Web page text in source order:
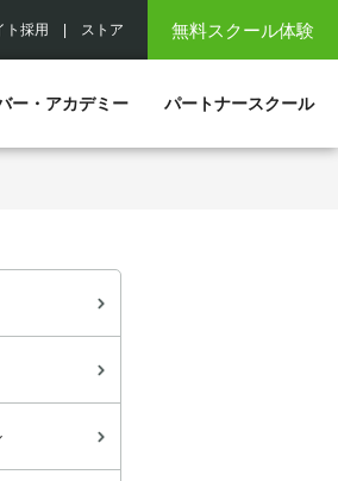
無料スクール体験
ト採用 ストア
ー・アカデミー パートナースクール